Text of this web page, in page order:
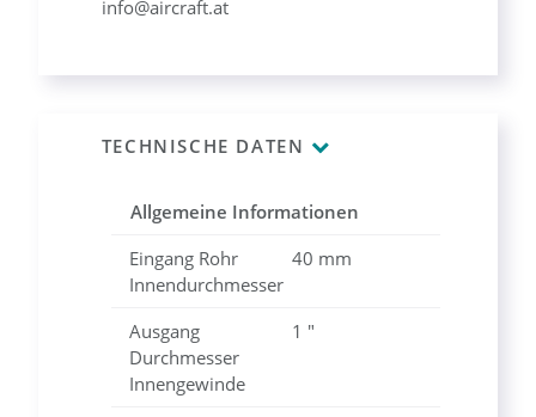
info@aircraft.at
TECHNISCHE DATEN
Allgemeine Informationen
Eingang Rohr
Innendurchmesser
40 mm
Ausgang
Durchmesser
Innengewinde
1 "